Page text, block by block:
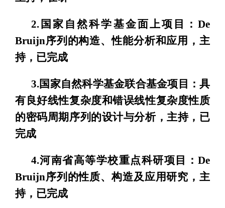
2.国家自然科学基金面上项目：De
Bruijn序列的构造、性能分析和应用，主
持，已完成
3.国家自然科学基金联合基金项目：具
有良好线性复杂度和错误线性复杂度性质
的密码周期序列的设计与分析，主持，已
完成
4.河南省高等学校重点科研项目：De
Bruijn序列的性质、构造及应用研究，主
持，已完成